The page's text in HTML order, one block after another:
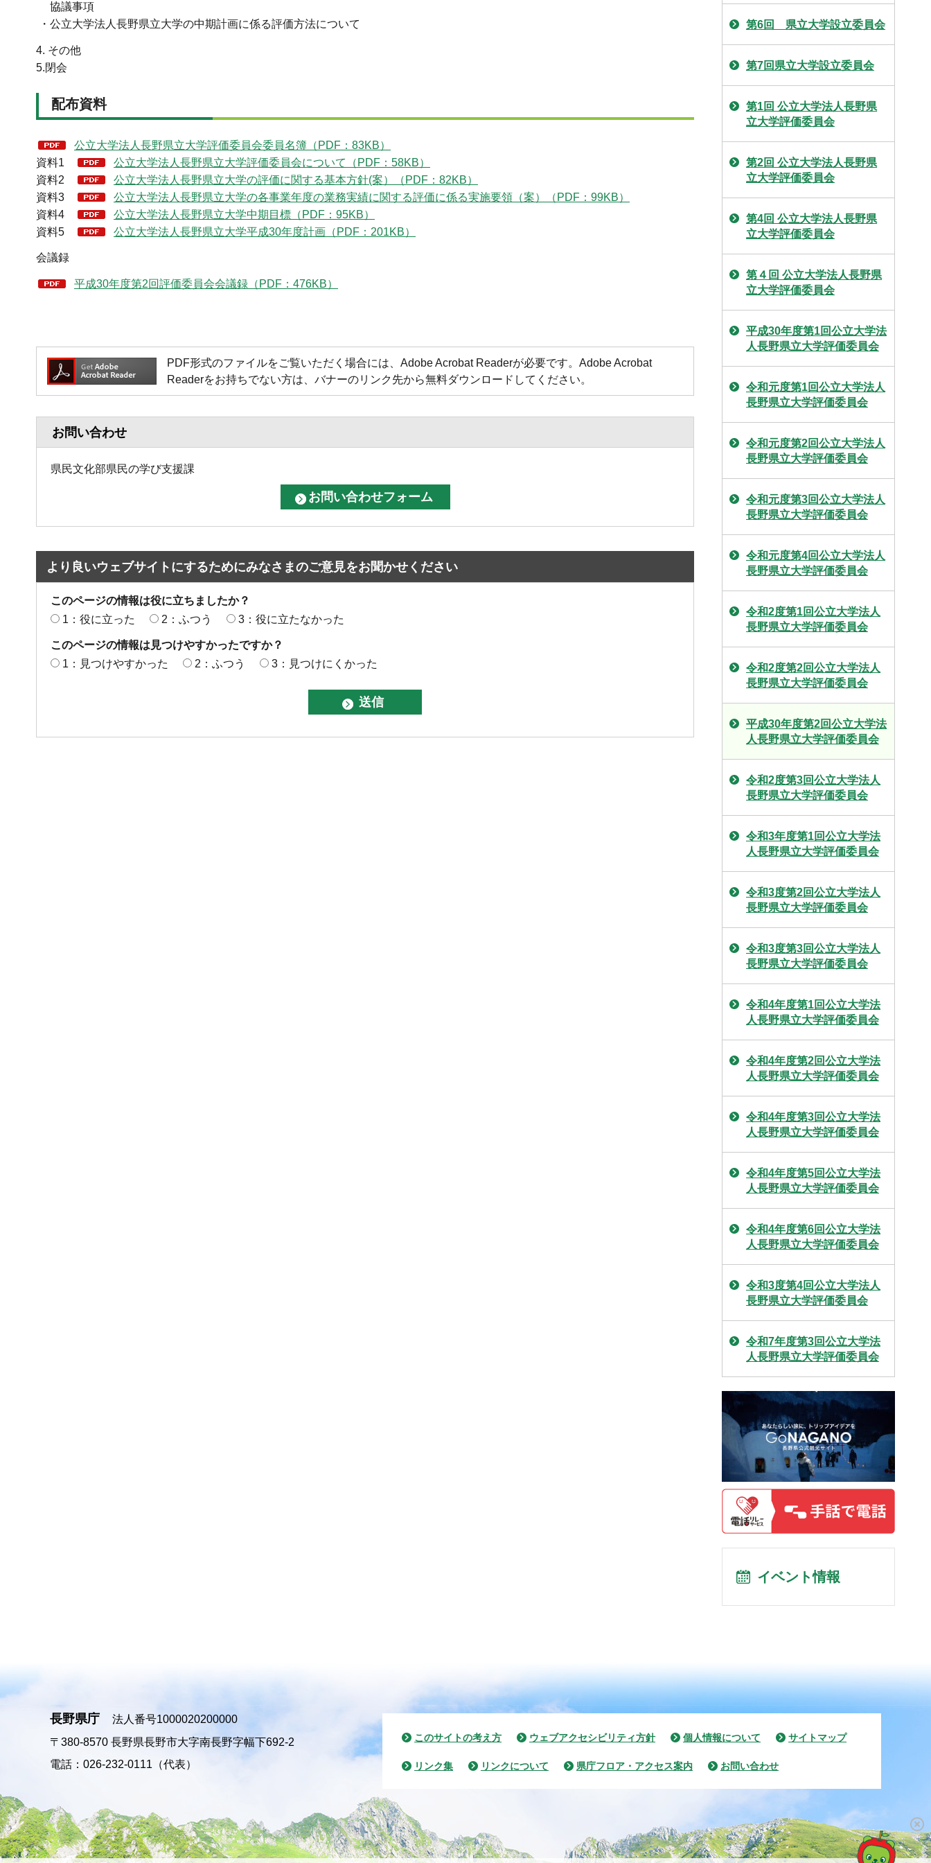
協議事項
・公立大学法人長野県立大学の中期計画に係る評価方法について
4. その他
5.閉会
配布資料
公立大学法人長野県立大学評価委員会委員名簿（PDF：83KB）
資料1
公立大学法人長野県立大学評価委員会について（PDF：58KB）
資料2
公立大学法人長野県立大学の評価に関する基本方針(案）（PDF：82KB）
資料3
公立大学法人長野県立大学の各事業年度の業務実績に関する評価に係る実施要領（案）（PDF：99KB）
資料4
公立大学法人長野県立大学中期目標（PDF：95KB）
資料5
公立大学法人長野県立大学平成30年度計画（PDF：201KB）
会議録
平成30年度第2回評価委員会会議録（PDF：476KB）
PDF形式のファイルをご覧いただく場合には、Adobe Acrobat Readerが必要です。Adobe Acrobat
Readerをお持ちでない方は、バナーのリンク先から無料ダウンロードしてください。
お問い合わせ
県民文化部県民の学び支援課
より良いウェブサイトにするためにみなさまのご意見をお聞かせください
このページの情報は役に立ちましたか？
1：役に立った
2：ふつう 3：役に立たなかった
このページの情報は見つけやすかったですか？
1：見つけやすかった
2：ふつう 3：見つけにくかった
第6回 県立大学設立委員会
第7回県立大学設立委員会
第1回 公立大学法人長野県
立大学評価委員会
第2回 公立大学法人長野県
立大学評価委員会
第4回 公立大学法人長野県
立大学評価委員会
第４回 公立大学法人長野県
立大学評価委員会
平成30年度第1回公立大学法
人長野県立大学評価委員会
令和元度第1回公立大学法人
長野県立大学評価委員会
令和元度第2回公立大学法人
長野県立大学評価委員会
令和元度第3回公立大学法人
長野県立大学評価委員会
令和元度第4回公立大学法人
長野県立大学評価委員会
令和2度第1回公立大学法人
長野県立大学評価委員会
令和2度第2回公立大学法人
長野県立大学評価委員会
平成30年度第2回公立大学法
人長野県立大学評価委員会
令和2度第3回公立大学法人
長野県立大学評価委員会
令和3年度第1回公立大学法
人長野県立大学評価委員会
令和3度第2回公立大学法人
長野県立大学評価委員会
令和3度第3回公立大学法人
長野県立大学評価委員会
令和4年度第1回公立大学法
人長野県立大学評価委員会
令和4年度第2回公立大学法
人長野県立大学評価委員会
令和4年度第3回公立大学法
人長野県立大学評価委員会
令和4年度第5回公立大学法
人長野県立大学評価委員会
令和4年度第6回公立大学法
人長野県立大学評価委員会
令和3度第4回公立大学法人
長野県立大学評価委員会
令和7年度第3回公立大学法
人長野県立大学評価委員会
イベント情報
長野県庁
法人番号1000020200000
〒380-8570 長野県長野市大字南長野字幅下692-2
電話：026-232-0111（代表）
このサイトの考え方 ウェブアクセシビリティ方針 個人情報について サイトマップ
リンク集 リンクについて 県庁フロア・アクセス案内 お問い合わせ